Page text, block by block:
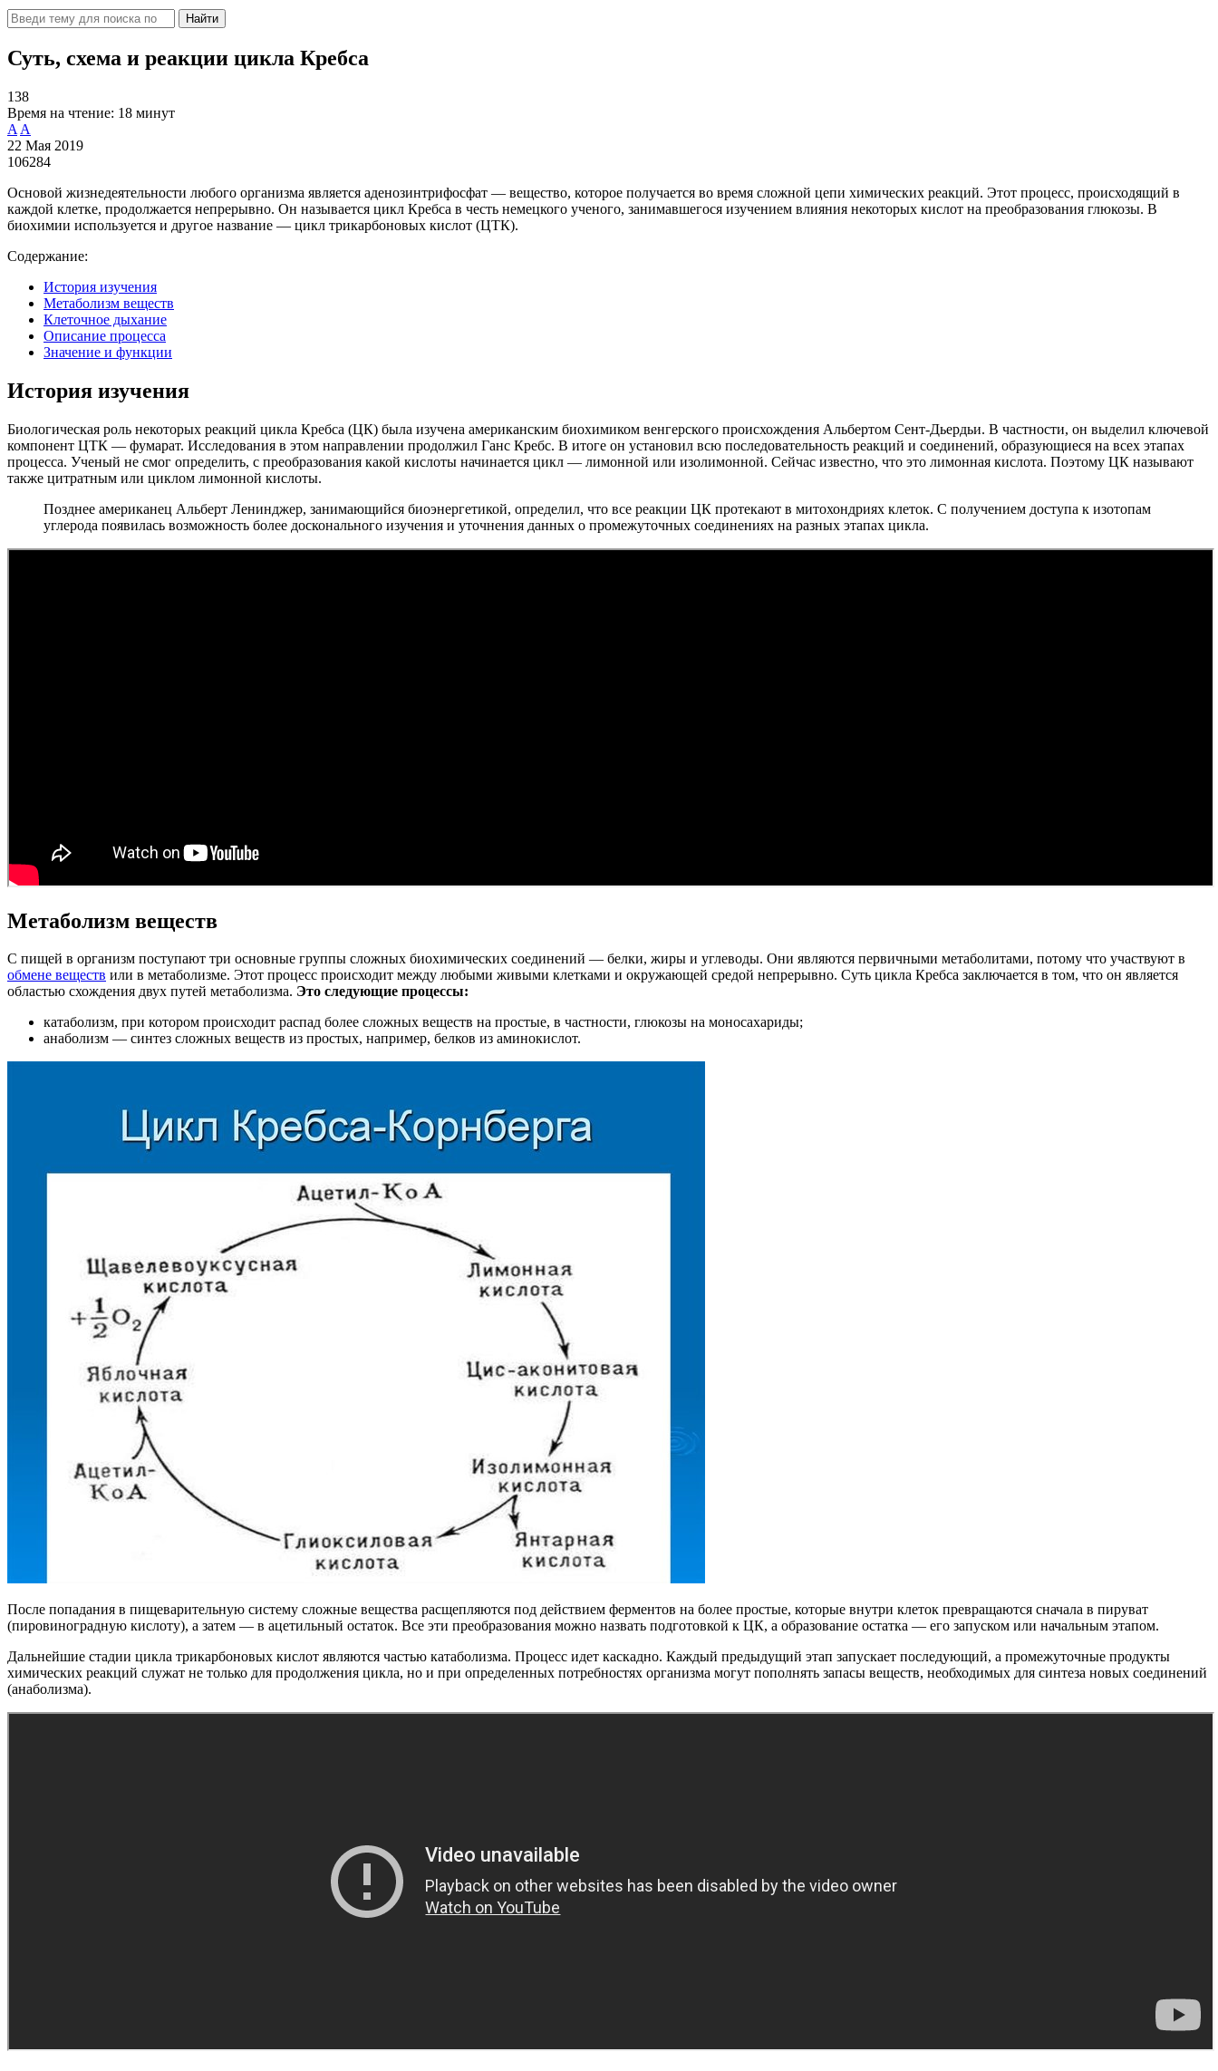
Найти
Суть, схема и реакции цикла Кребса
138
Время на чтение: 18 минут
A A
22 Мая 2019
106284
Основой жизнедеятельности любого организма является аденозинтрифосфат — вещество, которое получается во время сложной цепи химических реакций. Этот процесс, происходящий в
каждой клетке, продолжается непрерывно. Он называется цикл Кребса в честь немецкого ученого, занимавшегося изучением влияния некоторых кислот на преобразования глюкозы. В
биохимии используется и другое название — цикл трикарбоновых кислот (ЦТК).
Содержание:
История изучения
Метаболизм веществ
Клеточное дыхание
Описание процесса
Значение и функции
История изучения
Биологическая роль некоторых реакций цикла Кребса (ЦК) была изучена американским биохимиком венгерского происхождения Альбертом Сент-Дьердьи. В частности, он выделил ключевой
компонент ЦТК — фумарат. Исследования в этом направлении продолжил Ганс Кребс. В итоге он установил всю последовательность реакций и соединений, образующиеся на всех этапах
процесса. Ученый не смог определить, с преобразования какой кислоты начинается цикл — лимонной или изолимонной. Сейчас известно, что это лимонная кислота. Поэтому ЦК называют
также цитратным или циклом лимонной кислоты.
Позднее американец Альберт Ленинджер, занимающийся биоэнергетикой, определил, что все реакции ЦК протекают в митохондриях клеток. С получением доступа к изотопам
углерода появилась возможность более досконального изучения и уточнения данных о промежуточных соединениях на разных этапах цикла.
Метаболизм веществ
С пищей в организм поступают три основные группы сложных биохимических соединений — белки, жиры и углеводы. Они являются первичными метаболитами, потому что участвуют в
обмене веществ или в метаболизме. Этот процесс происходит между любыми живыми клетками и окружающей средой непрерывно. Суть цикла Кребса заключается в том, что он является
областью схождения двух путей метаболизма. Это следующие процессы:
катаболизм, при котором происходит распад более сложных веществ на простые, в частности, глюкозы на моносахариды;
анаболизм — синтез сложных веществ из простых, например, белков из аминокислот.
После попадания в пищеварительную систему сложные вещества расщепляются под действием ферментов на более простые, которые внутри клеток превращаются сначала в пируват
(пировиноградную кислоту), а затем — в ацетильный остаток. Все эти преобразования можно назвать подготовкой к ЦК, а образование остатка — его запуском или начальным этапом.
Дальнейшие стадии цикла трикарбоновых кислот являются частью катаболизма. Процесс идет каскадно. Каждый предыдущий этап запускает последующий, а промежуточные продукты
химических реакций служат не только для продолжения цикла, но и при определенных потребностях организма могут пополнять запасы веществ, необходимых для синтеза новых соединений
(анаболизма).